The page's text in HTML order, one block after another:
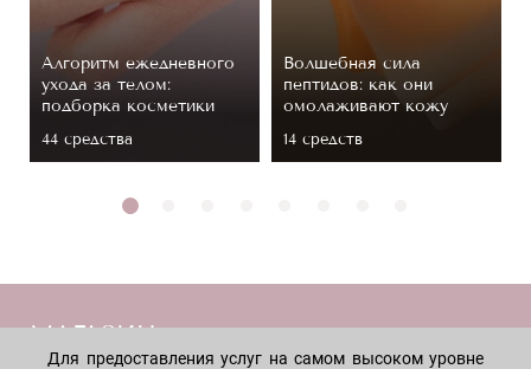
Алгоритм ежедневного
ухода за телом:
подборка косметики
44 средствa
Волшебная сила
пептидов: как они
омолаживают кожу
14 средств
МАГАЗИН
Для предоставления услуг на самом высоком уровне